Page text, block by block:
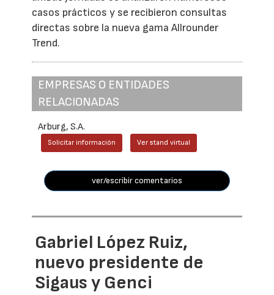
casos prácticos y se recibieron consultas
directas sobre la nueva gama Allrounder
Trend.
EMPRESAS O ENTIDADES
RELACIONADAS
Arburg, S.A.
Solicitar información Ver stand virtual
ver/escribir comentarios
Gabriel López Ruiz,
nuevo presidente de
Sigaus y Genci